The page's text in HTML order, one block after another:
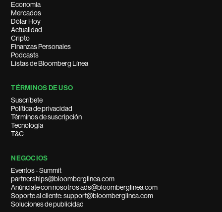
Economía
Mercados
Dólar Hoy
Actualidad
Cripto
Finanzas Personales
Podcasts
Listas de Bloomberg Línea
TÉRMINOS DE USO
Suscríbete
Política de privacidad
Términos de suscripción
Tecnología
T&C
NEGOCIOS
Eventos - Summit
partnerships@bloomberglinea.com
Anúnciate con nosotros ads@bloomberglinea.com
Soporte al cliente: support@bloomberglinea.com
Soluciones de publicidad